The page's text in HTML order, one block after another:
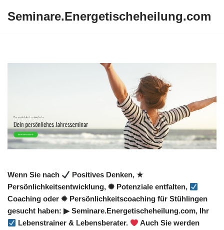
Seminare.Energetischeheilung.com
Wenn Sie nach
Positives Denken, ★
Persönlichkeitsentwicklung, ✺ Potenziale entfalten,
Coaching oder ✹ Persönlichkeitscoaching für Stühlingen
gesucht haben: ▶︎ Seminare.Energetischeheilung.com, Ihr
Lebenstrainer & Lebensberater.
Auch Sie werden